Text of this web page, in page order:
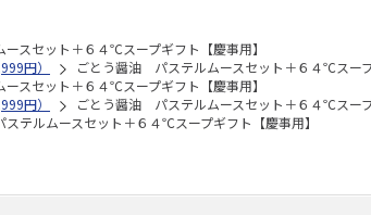
スセット＋６４℃スープギフト【慶事用】
円）
ごとう醤油 パステルムースセット＋６４℃スープ
スセット＋６４℃スープギフト【慶事用】
円）
ごとう醤油 パステルムースセット＋６４℃スープ
テルムースセット＋６４℃スープギフト【慶事用】